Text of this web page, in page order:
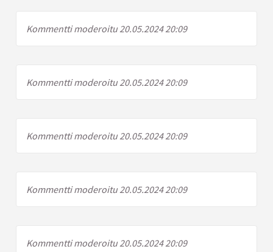
Kommentti moderoitu 20.05.2024 20:09
Kommentti moderoitu 20.05.2024 20:09
Kommentti moderoitu 20.05.2024 20:09
Kommentti moderoitu 20.05.2024 20:09
Kommentti moderoitu 20.05.2024 20:09